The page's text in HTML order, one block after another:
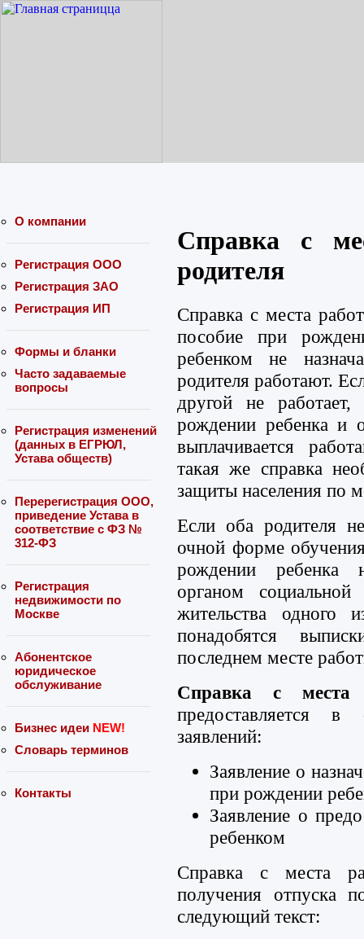
О компании
Регистрация ООО
Регистрация ЗАО
Регистрация ИП
Формы и бланки
Часто задаваемые
вопросы
Регистрация изменений
(данных в ЕГРЮЛ,
Устава обществ)
Перерегистрация ООО,
приведение Устава в
соответствие с ФЗ №
312-ФЗ
Регистрация
недвижимости по
Москве
Абонентское
юридическое
обслуживание
Бизнес идеи NEW!
Словарь терминов
Контакты
Справка с
родителя
Справка с места
пособие при
ребенком не
родителя работают.
другой не
рождении ребенка и
выплачивается
такая же справка
защиты населения по
Если оба родителя
очной форме
рождении ребенка
органом
жительства одного
понадобятся
последнем месте
Справка с места
предоставляется
заявлений:
Заявление о
при рождении
Заявление о
ребенком
Cправка с места
получения отпуска
следующий текст: